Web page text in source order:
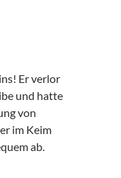
Er verlor
und hatte
von
im Keim
ab.